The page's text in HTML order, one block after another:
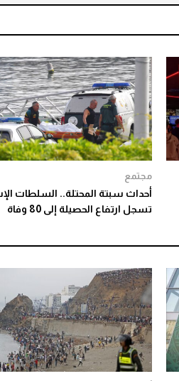
مجتمع
أحداث سبتة المحتلة.. السلطات
تسجل ارتفاع الحصيلة إلى 80 وفاة